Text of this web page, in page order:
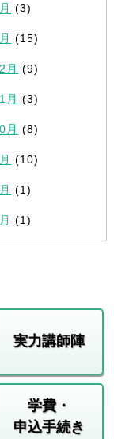
(3)
(15)
月 (9)
月 (3)
月 (8)
(10)
(1)
(1)
実力講師陣
学費・
申込手続き